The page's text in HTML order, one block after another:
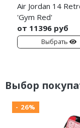
Air Jordan 14
'Gym Red'
от 11396 руб
Выбрать
Выбор
- 26%